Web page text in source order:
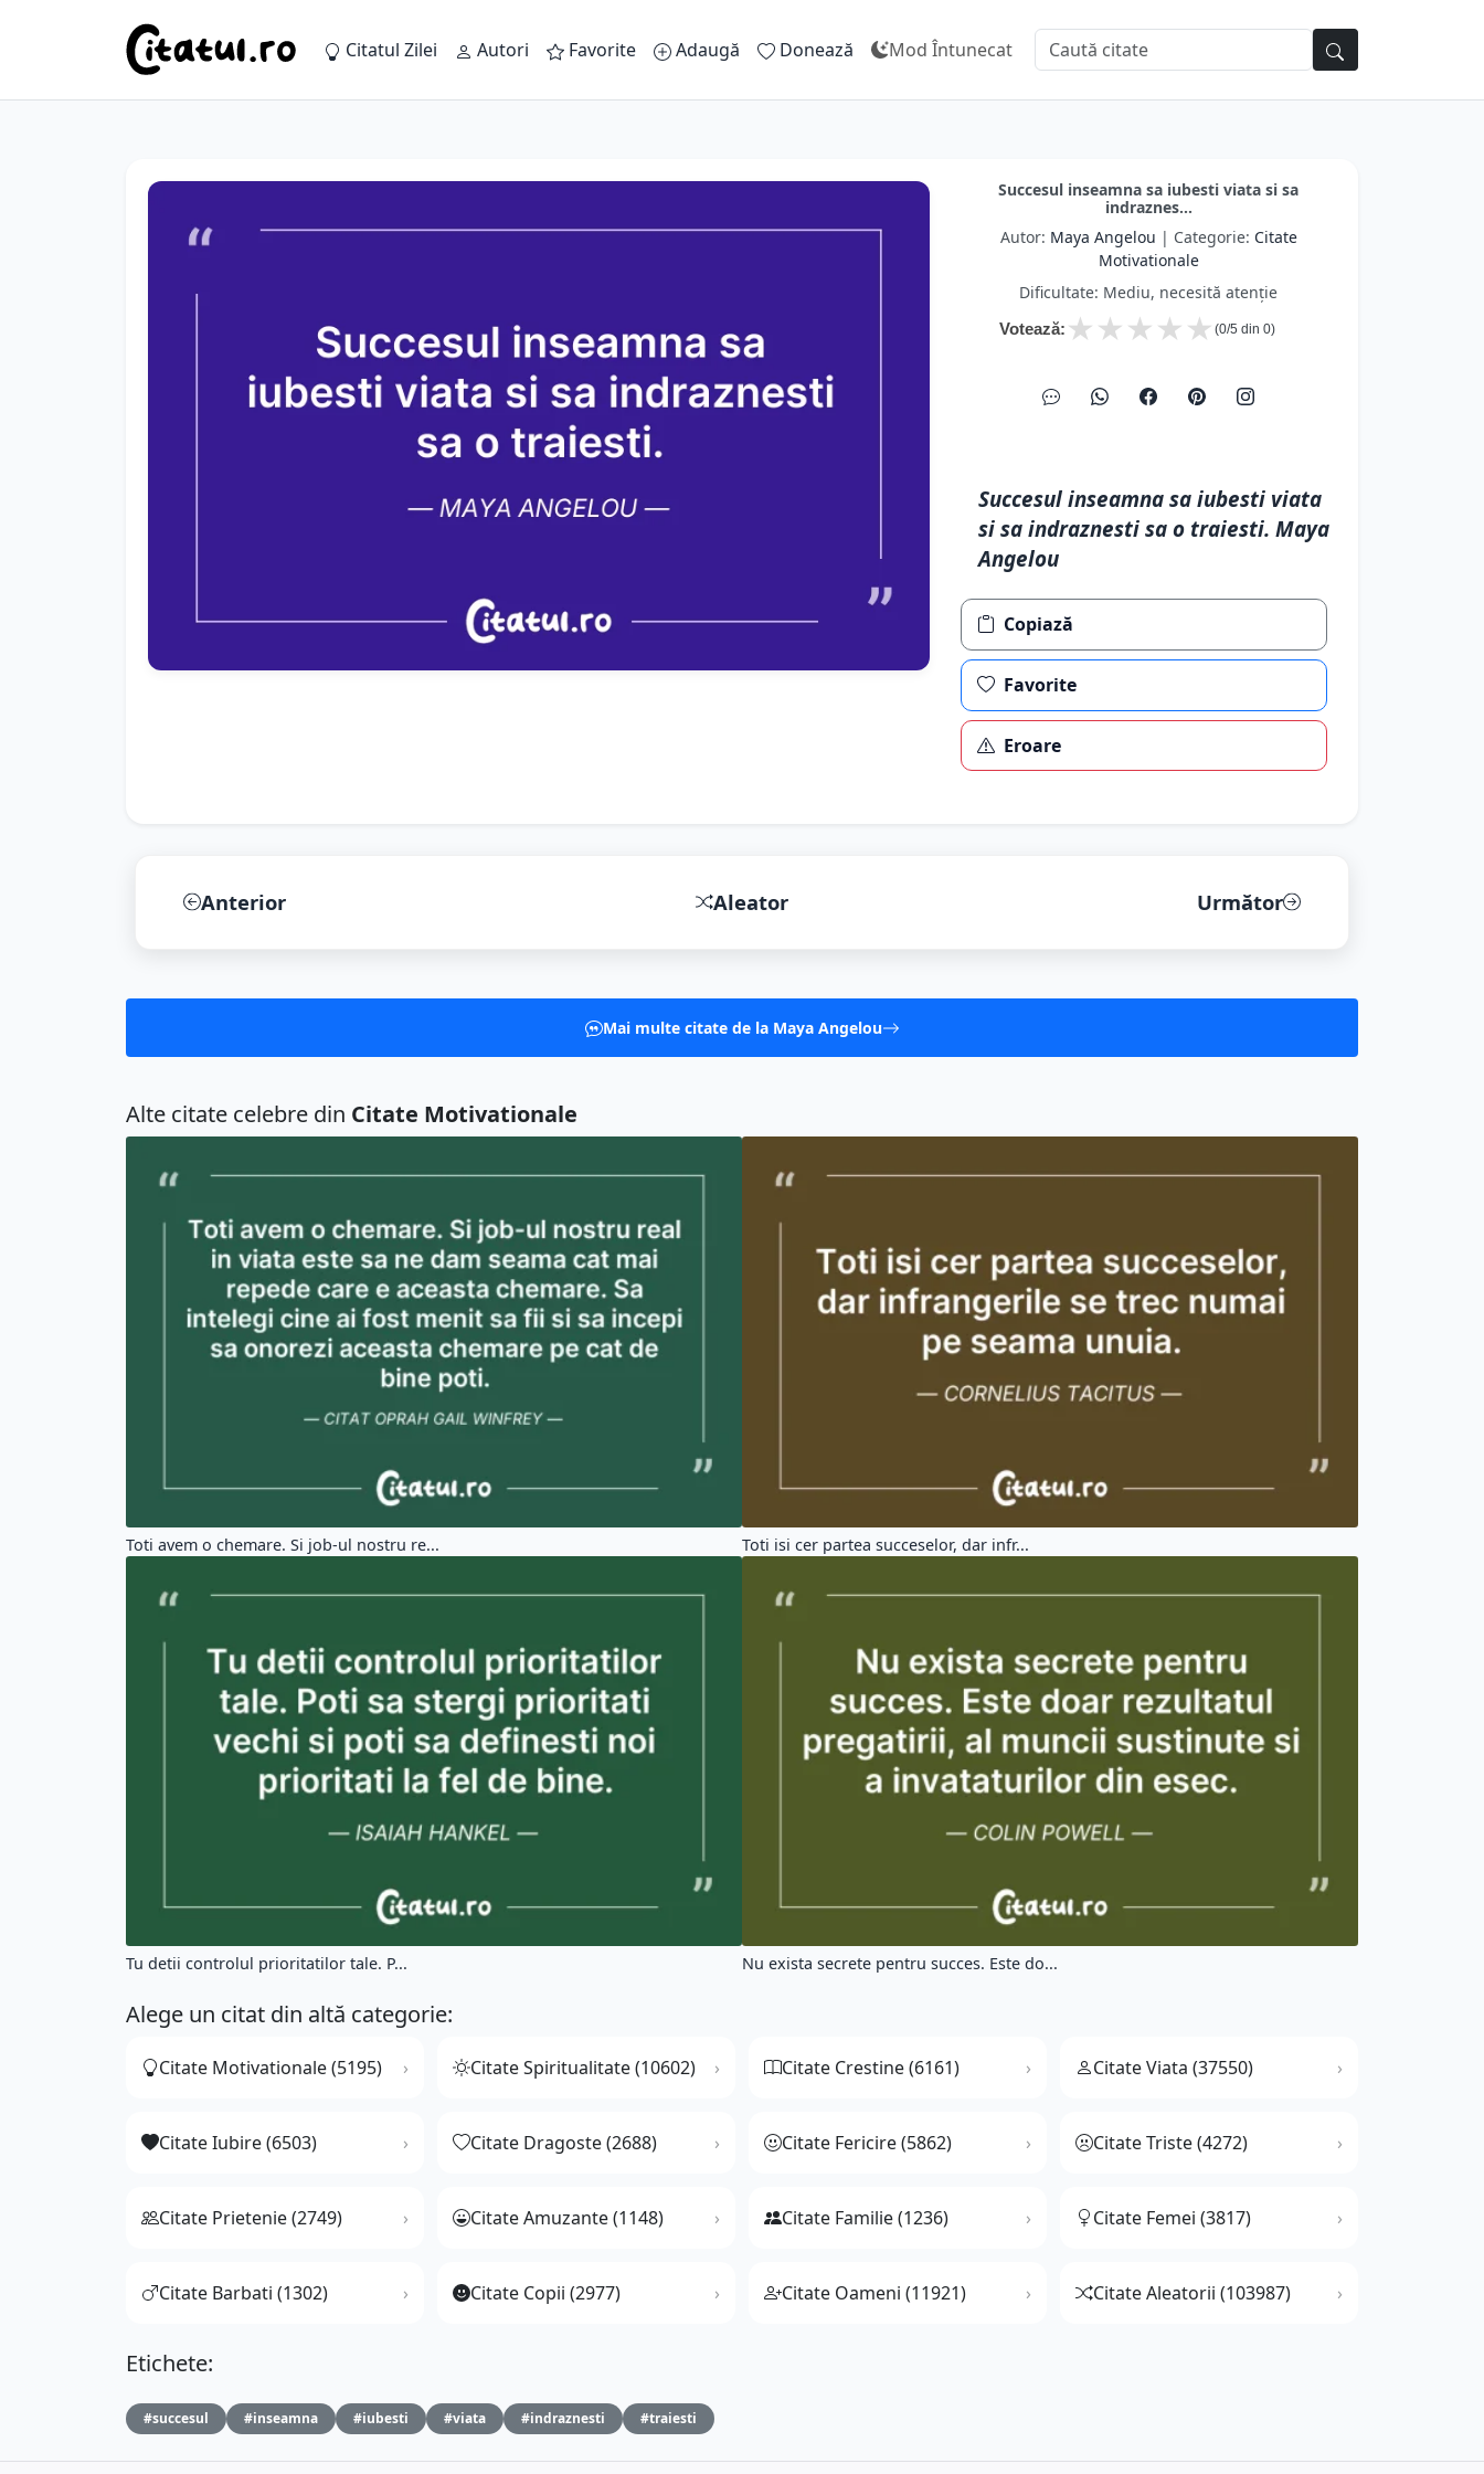
Citatul Zilei Autori Favorite Adaugă Donează Mod Întunecat
Succesul inseamna sa iubesti viata si sa
indraznes...
Autor: Maya Angelou | Categorie: Citate
Motivationale
Dificultate: Mediu, necesită atenție
Votează: ★
★
★
★
★ (0/5 din 0)
Succesul inseamna sa iubesti viata
si sa indraznesti sa o traiesti. Maya
Angelou
Copiază
Favorite
Eroare
Anterior Aleator Următor
Mai multe citate de la Maya Angelou
Alte citate celebre din Citate Motivationale
Toti avem o chemare. Si job-ul nostru re... Toti isi cer partea succeselor, dar infr...
Tu detii controlul prioritatilor tale. P... Nu exista secrete pentru succes. Este do...
Alege un citat din altă categorie:
Citate Motivationale (5195) Citate Spiritualitate (10602) Citate Crestine (6161) Citate Viata (37550)
Citate Iubire (6503) Citate Dragoste (2688) Citate Fericire (5862) Citate Triste (4272)
Citate Prietenie (2749) Citate Amuzante (1148) Citate Familie (1236) Citate Femei (3817)
Citate Barbati (1302) Citate Copii (2977) Citate Oameni (11921) Citate Aleatorii (103987)
Etichete:
#succesul #inseamna #iubesti #viata #indraznesti #traiesti